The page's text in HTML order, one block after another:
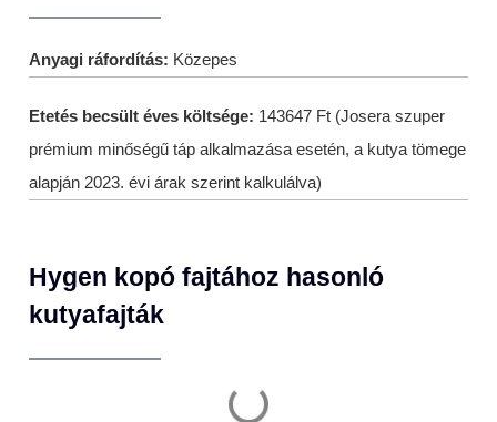
Anyagi ráfordítás: Közepes
Etetés becsült éves költsége: 143647 Ft (Josera szuper
prémium minőségű táp alkalmazása esetén, a kutya tömege
alapján 2023. évi árak szerint kalkulálva)
Hygen kopó fajtához hasonló
kutyafajták